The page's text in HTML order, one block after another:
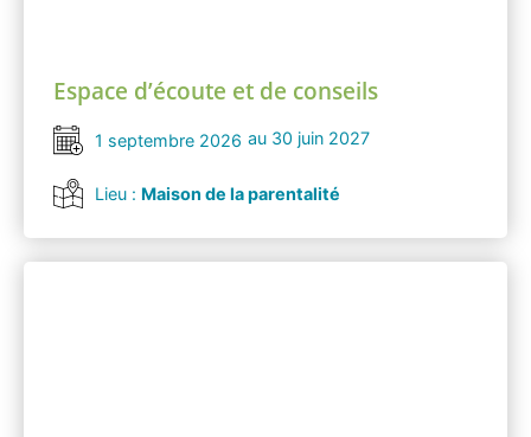
Espace d’écoute et de conseils
1 septembre 2026 au 30 juin 2027
Lieu : Maison de la parentalité